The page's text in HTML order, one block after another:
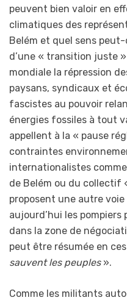
peuvent bien valoir en
climatiques des
Belém et quel sens
d’une « transition juste
mondiale la répression
paysans, syndicaux et
fascistes au pouvoir
énergies fossiles à tout
appellent à la « pause
contraintes
internationalistes
de Belém ou du collectif
proposent une autre
aujourd’hui les
dans la zone de
peut être résumée en
sauvent les peuples».
Comme les militants